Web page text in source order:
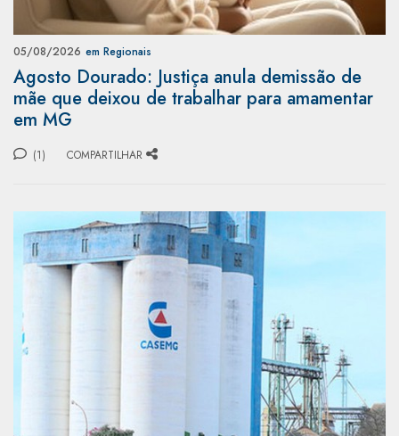
05/08/2026 em Regionais
Agosto Dourado: Justiça anula demissão de
mãe que deixou de trabalhar para amamentar
em MG
(1) COMPARTILHAR